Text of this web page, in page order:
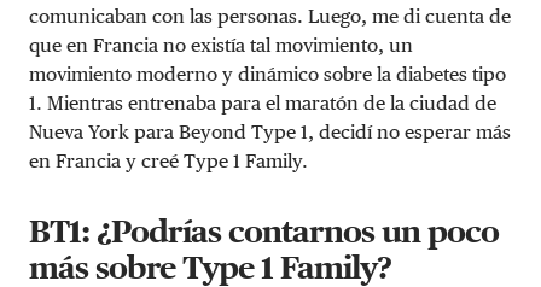
comunicaban con las personas. Luego, me di cuenta de
que en Francia no existía tal movimiento, un
movimiento moderno y dinámico sobre la diabetes tipo
1. Mientras entrenaba para el maratón de la ciudad de
Nueva York para Beyond Type 1, decidí no esperar más
en Francia y creé Type 1 Family.
BT1: ¿Podrías contarnos un poco
más sobre Type 1 Family?